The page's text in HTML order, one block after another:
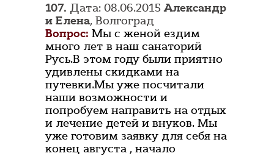
107. Дата: 08.06.2015Александр
и Елена, Волгоград
Вопрос: Мы с женой ездим
много лет в наш санаторий
Русь.В этом году были приятно
удивлены скидками на
путевки.Мы уже посчитали
наши возможности и
попробуем направить на отдых
и лечение детей и внуков. Мы
уже готовим заявку для себя на
конец августа , начало